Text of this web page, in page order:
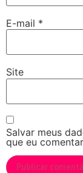
E-mail *
Site
Salvar meus
que eu